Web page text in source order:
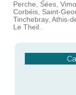
Perche, Sées,
Corbéis, Saint-
Tinchebray, Athis-
Le Theil..